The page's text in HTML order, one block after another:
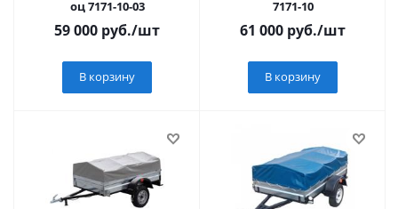
оц 7171-10-03
59 000 руб./шт
В корзину
7171-10
61 000 руб./шт
В корзину